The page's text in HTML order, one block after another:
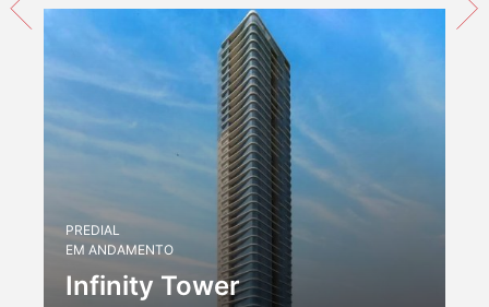
PREDIAL
EM ANDAMENTO
Infinity Tower